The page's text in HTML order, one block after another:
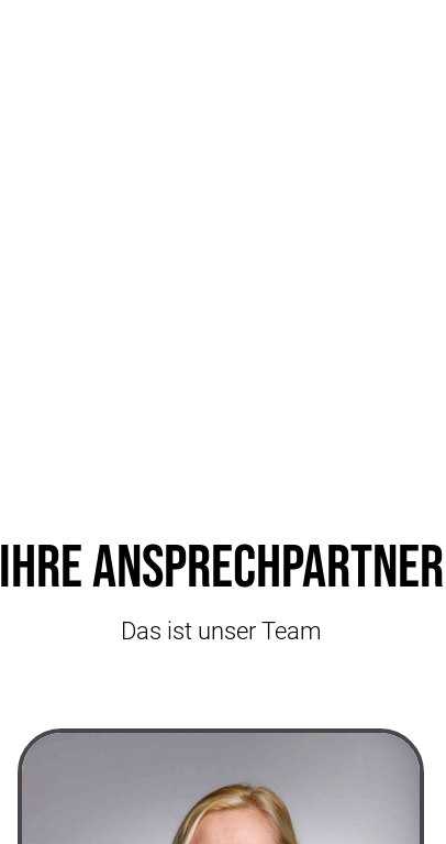
Ihre Ansprechpartner
Das ist unser Team